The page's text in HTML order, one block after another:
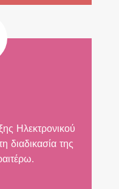
Ηλεκτρονικού
διαδικασία της